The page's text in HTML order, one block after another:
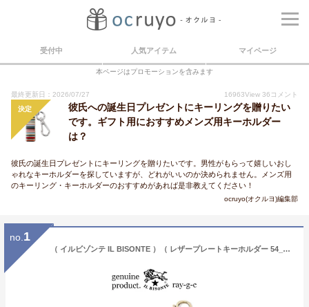
受付中 人気アイテム マイページ
本ページはプロモーションを含みます
最終更新日：2026/07/27 16963View 36 コメント
決定
彼氏への誕生日プレゼントにキーリングを贈りたい
です。ギフト用におすすめメンズ用キーホルダー
は？
彼氏の誕生日プレゼントにキーリングを贈りたいです。男性がもらって嬉しいおし
ゃれなキーホルダーを探していますが、どれがいいのか決められません。メンズ用
のキーリング・キーホルダーのおすすめがあれば是非教えてください！
ocruyo(オクルヨ)編集部
no. 1
（ イルビゾンテ IL BISONTE ）（ レザープレートキーホルダー 54_1_ 5442409150 キーホルダー 定番 ）イル ビゾンテ レザープレートキーホルダー キーリング（ メンズ レディース ）（ 商品番号 IB-44-09150 ）